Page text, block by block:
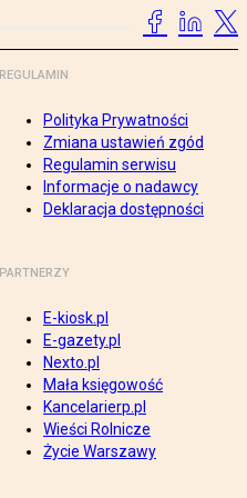
REGULAMIN
Polityka Prywatności
Zmiana ustawień zgód
Regulamin serwisu
Informacje o nadawcy
Deklaracja dostępności
PARTNERZY
E-kiosk.pl
E-gazety.pl
Nexto.pl
Mała księgowość
Kancelarierp.pl
Wieści Rolnicze
Życie Warszawy